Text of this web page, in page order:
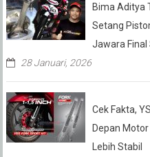
Bima Aditya
Setang
Jawara Final
28 Januari, 2026
Cek Fakta,
Depan
Lebih Stabil